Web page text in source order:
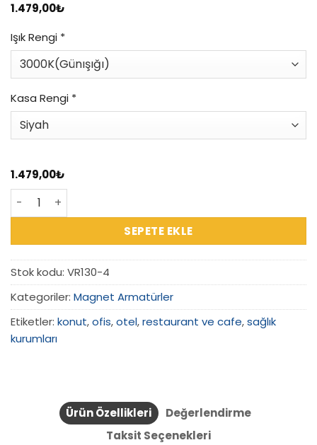
1.479,00₺
Işık Rengi *
Kasa Rengi *
1.479,00₺
VR130-4 - 48V 24W Magnet Mercek Spot adet
SEPETE EKLE
Stok kodu: VR130-4
Kategoriler: Magnet Armatürler
Etiketler: konut,ofis,otel,restaurant ve cafe,sağlık
kurumları
Ürün Özellikleri
Değerlendirme
Taksit Seçenekleri